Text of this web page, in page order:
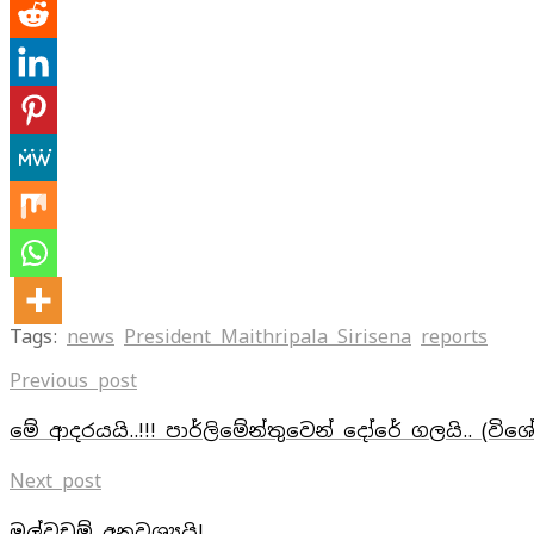
Tags: news President Maithripala Sirisena reports
Previous post
මේ ආදරයයි..!!! පාර්ලිමේන්තුවෙන් දෝරේ ගලයි..
Next post